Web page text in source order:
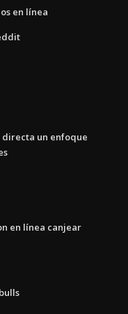
en línea
un enfoque
en línea canjear